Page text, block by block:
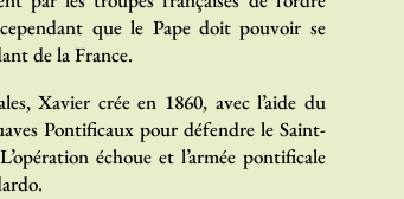
que le Pape doit pouvoir se
de la France.
Xavier crée en 1860, avec l’aide du
Pontificaux pour défendre le Saint-
échoue et l’armée pontificale